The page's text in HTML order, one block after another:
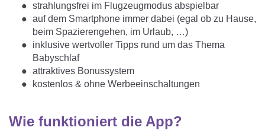
strahlungsfrei im Flugzeugmodus abspielbar
auf dem Smartphone immer dabei (egal ob zu Hause,
beim Spazierengehen, im Urlaub, …)
inklusive wertvoller Tipps rund um das Thema
Babyschlaf
attraktives Bonussystem
kostenlos & ohne Werbeeinschaltungen
Wie funktioniert die App?